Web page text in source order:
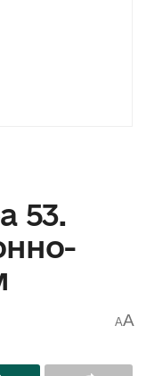
53.
AA